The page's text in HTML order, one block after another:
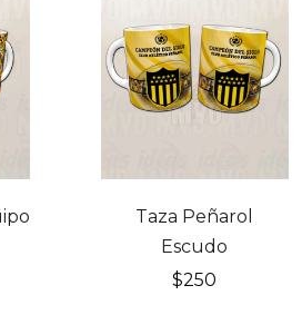
Taza Peñarol
Escudo
$250